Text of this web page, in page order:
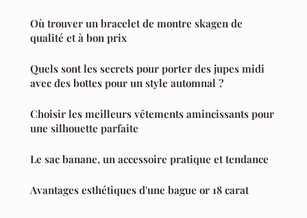
Où trouver un bracelet de montre skagen de
qualité et à bon prix
Quels sont les secrets pour porter des jupes midi
avec des bottes pour un style automnal ?
Choisir les meilleurs vêtements amincissants pour
une silhouette parfaite
Le sac banane, un accessoire pratique et tendance
Avantages esthétiques d'une bague or 18 carat